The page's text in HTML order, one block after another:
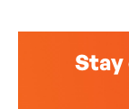
Stay